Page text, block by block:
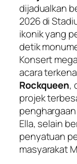
dijadualkan
2026 di
ikonik yang
detik
Konsert
acara
Rockqueen,
projek
Ella, selain
penyatuan
masyarakat